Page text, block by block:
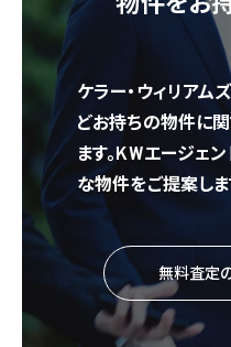
物件をお
ケラー・ウィリアム
どお持ちの物件に
ます。KWエージェ
な物件をご提案しま
無料査定